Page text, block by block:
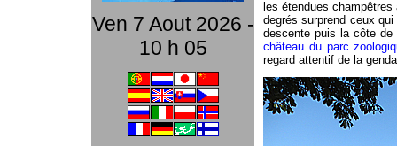
Ven 7 Aout 2026 -
10 h 05
les étendues
degrés surprend ceux
descente puis la côte
château du parc
regard attentif de la